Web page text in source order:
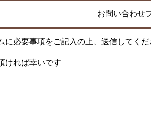
お問い合わせ
必要事項をご記入の上、送信してくだ
ければ幸いです